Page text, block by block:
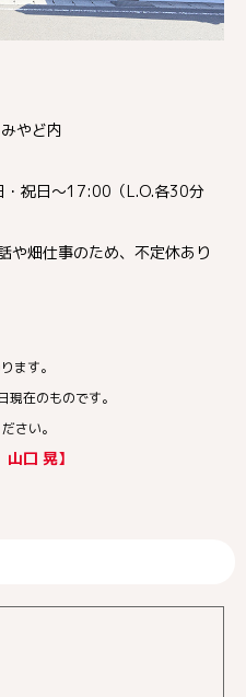
やど内
祝日〜17:00（L.O.各30分
や畑仕事のため、不定休あり
ます。
在のものです。
さい。
口 晃】